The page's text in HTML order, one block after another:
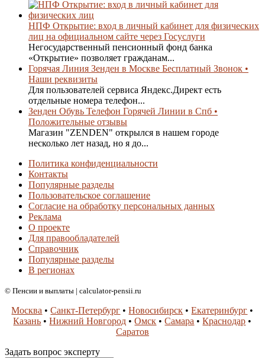
НПФ Открытие: вход в личный кабинет для физических
лиц на официальном сайте через Госуслуги
Негосударственный пенсионный фонд банка
«Открытие» позволяет гражданам...
Горячая Линия Зенден в Москве Бесплатный Звонок •
Наши реквизиты
Для пользователей сервиса Яндекс.Директ есть
отдельные номера телефон...
Зенден Обувь Телефон Горячей Линии в Спб •
Положительные отзывы
Магазин "ZENDEN" открылся в нашем городе
несколько лет назад, но я до...
Политика конфиденциальности
Контакты
Популярные разделы
Пользовательское соглашение
Согласие на обработку персональных данных
Реклама
О проекте
Для правообладателей
Справочник
Популярные разделы
В регионах
© Пенсии и выплаты | calculator-pensii.ru
Москва •Санкт-Петербург •Новосибирск •Екатеринбург •
Казань •Нижний Новгород •Омск •Самара •Краснодар •
Саратов
Задать вопрос эксперту